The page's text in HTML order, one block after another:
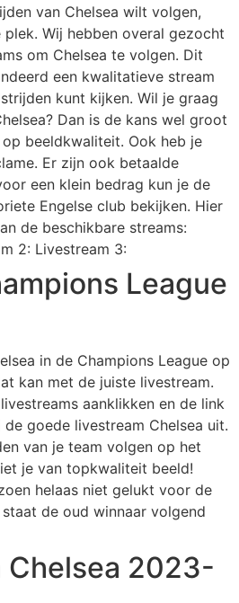
van Chelsea wilt volgen,
Wij hebben overal gezocht
om Chelsea te volgen. Dit
een kwalitatieve stream
kunt kijken. Wil je graag
Dan is de kans wel groot
beeldkwaliteit. Ook heb je
Er zijn ook betaalde
een klein bedrag kun je de
Engelse club bekijken. Hier
de beschikbare streams:
2: Livestream 3:
League
in de Champions League op
kan met de juiste livestream.
aanklikken en de link
goede livestream Chelsea uit.
van je team volgen op het
je van topkwaliteit beeld!
helaas niet gelukt voor de
staat de oud winnaar volgend
Chelsea 2023-